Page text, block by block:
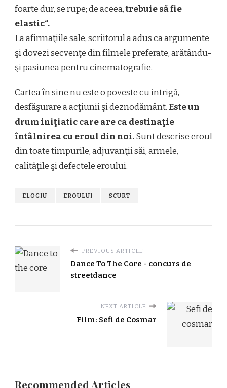
foarte dur, se rupe; de aceea,trebuie să fie
elastic“.
La afirmaţiile sale, scriitorul a adus ca argumente
şi dovezi secvenţe din filmele preferate, arătându-
şi pasiunea pentru cinematografie.
Cartea în sine nu este o poveste cu intrigă,
desfăşurare a acţiunii şi deznodământ.Este un
drum iniţiatic care are ca destinaţie
întâlnirea cu eroul din noi.Sunt descrise eroul
din toate timpurile, adjuvanţii săi, armele,
calităţile şi defectele eroului.
ELOGIU EROULUI SCURT
PREVIOUS ARTICLE
Dance To The Core - concurs de
streetdance
NEXT ARTICLE
Film: Sefi de Cosmar
Recommended Articles